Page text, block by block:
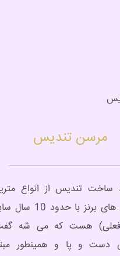
مرسن تندیس
ساخت تندیس از انواع
همینطور مجسمه های
هست که می شه گفت
دست و پا و همینطور